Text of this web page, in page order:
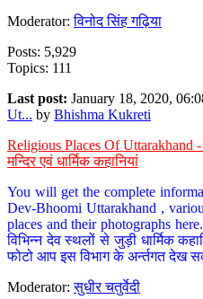
Moderator:विनोद सिंह गढ़िया
Posts: 5,929
Topics: 111
Last post: January 18, 2020,
Ut... by Bhishma Kukreti
Religious Places Of Uttarakhand -
मन्दिर एवं धार्मिक कहानियां
You will get the complete
Dev-Bhoomi Uttarakhand ,
places and their photographs
विभिन्न देव स्थलों से जुड़ी धार्मिक
फोटो आप इस विभाग के अर्न्तगत देख
Moderator:सुधीर चतुर्वेदी